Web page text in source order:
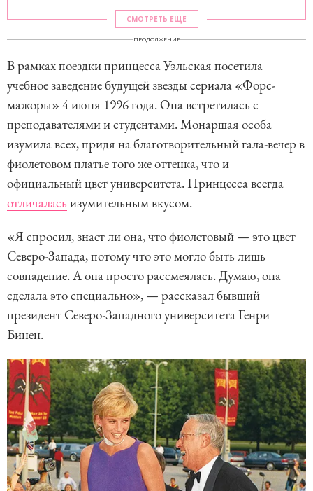
СМОТРЕТЬ ЕЩЕ
ПРОДОЛЖЕНИЕ
В рамках поездки принцесса Уэльская посетила
учебное заведение будущей звезды сериала «Форс-
мажоры» 4 июня 1996 года. Она встретилась с
преподавателями и студентами. Монаршая особа
изумила всех, придя на благотворительный гала-вечер в
фиолетовом платье того же оттенка, что и
официальный цвет университета. Принцесса всегда
отличалась изумительным вкусом.
«Я спросил, знает ли она, что фиолетовый — это цвет
Северо-Запада, потому что это могло быть лишь
совпадение. А она просто рассмеялась. Думаю, она
сделала это специально», — рассказал бывший
президент Северо-Западного университета Генри
Бинен.